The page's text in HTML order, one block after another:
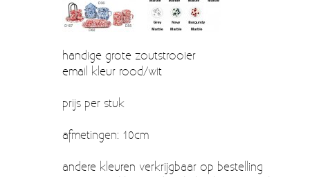
Voorraadbakjes
Kastinrichting
Badkamer
Keuken accessoires
Smeg 50s klein elektro
Afvalemmers
handige grote zoutstrooier
email kleur rood/wit
prijs per stuk
afmetingen: 10cm
andere kleuren verkrijgbaar op bestelling